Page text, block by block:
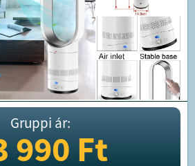
Gruppi ár:
990Ft